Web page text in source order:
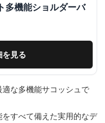
多機能ショルダーバ
見る
な多機能サコッシュで
すべて備えた実用的なデ